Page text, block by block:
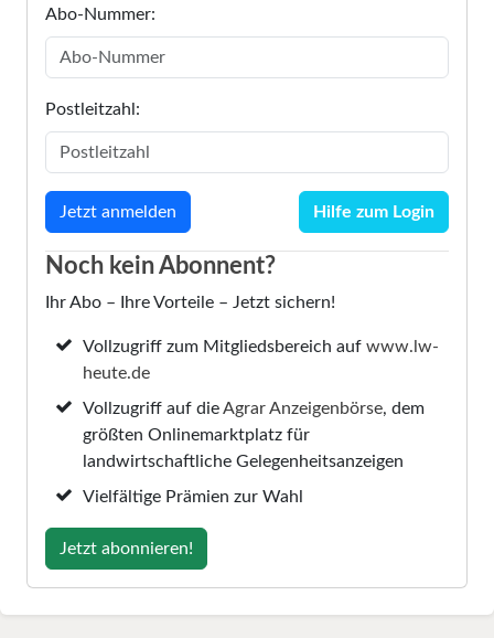
Abo-Nummer:
Postleitzahl:
Hilfe zum Login
Noch kein Abonnent?
Ihr Abo – Ihre Vorteile – Jetzt sichern!
Vollzugriff zum Mitgliedsbereich aufwww.lw-
heute.de
Vollzugriff auf dieAgrar Anzeigenbörse, dem
größten Onlinemarktplatz für
landwirtschaftliche Gelegenheitsanzeigen
Vielfältige Prämien zur Wahl
Jetzt abonnieren!